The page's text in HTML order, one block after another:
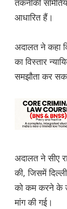
तकनीकी
आधारित हैं।
अदालत ने कहा
का विस्तार
समझौता कर
अदालत ने सीए
की, जिसमें
को कम करने के
मांग की गई।